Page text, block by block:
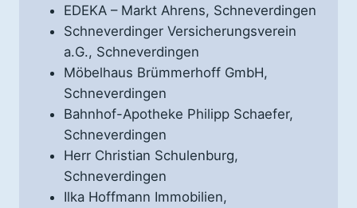
EDEKA – Markt Ahrens, Schneverdingen
Schneverdinger Versicherungsverein
a.G., Schneverdingen
Möbelhaus Brümmerhoff GmbH,
Schneverdingen
Bahnhof-Apotheke Philipp Schaefer,
Schneverdingen
Herr Christian Schulenburg,
Schneverdingen
Ilka Hoffmann Immobilien,